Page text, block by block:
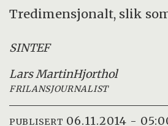
Tredimensjonalt, slik
SINTEF
Lars MartinHjorthol
FRILANSJOURNALIST
PUBLISERT 06.11.2014 -